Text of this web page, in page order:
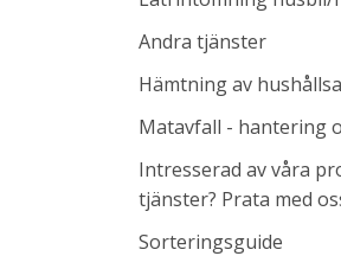
Andra tjänster
Hämtning av
Matavfall - hantering
Intresserad av våra
tjänster? Prata med
Sorteringsguide